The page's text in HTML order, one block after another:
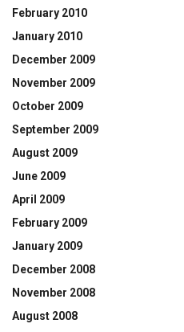
February 2010
January 2010
December 2009
November 2009
October 2009
September 2009
August 2009
June 2009
April 2009
February 2009
January 2009
December 2008
November 2008
August 2008